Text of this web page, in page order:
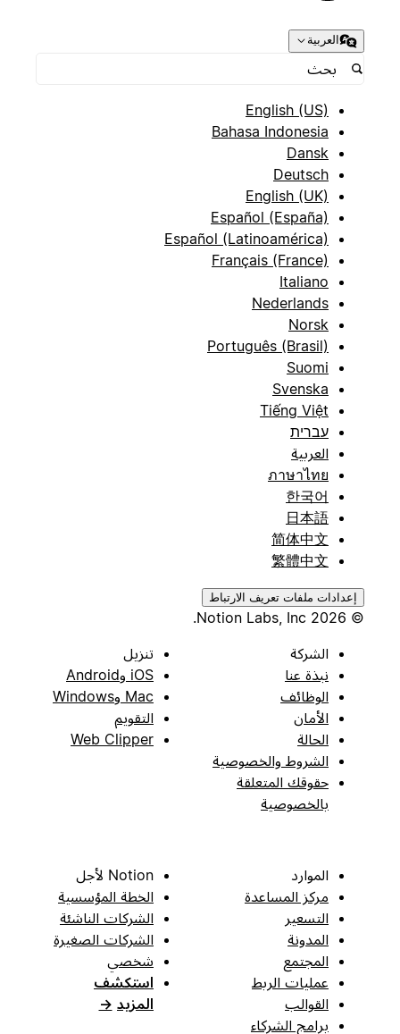
العربية
English (US)
Bahasa Indonesia
Dansk
Deutsch
English (UK)
Español (España)
Español (Latinoamérica)
Français (France)
Italiano
Nederlands
Norsk
Português (Brasil)
Suomi
Svenska
Tiếng Việt
עברית
العربية
ภาษาไทย
한국어
日本語
简体中文
繁體中文
إعدادات ملفات تعريف الارتباط
الشركة
نبذة عنا
الوظائف
الأمان
الحالة
الشروط والخصوصية
حقوقك المتعلقة
بالخصوصية
تنزيل
iOS وAndroid
Mac وWindows
التقويم
Web Clipper
الموارد
مركز المساعدة
التسعير
المدونة
المجتمع
عمليات الربط
القوالب
برامج الشركاء
Notion لأجل
الخطة المؤسسية
الشركات الناشئة
الشركات الصغيرة
شخصي
استكشف
المزيد →